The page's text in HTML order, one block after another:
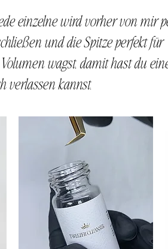
einzelne wird vorher von mir
und die Spitze perfekt
wagst, damit hast du
verlassen kannst.